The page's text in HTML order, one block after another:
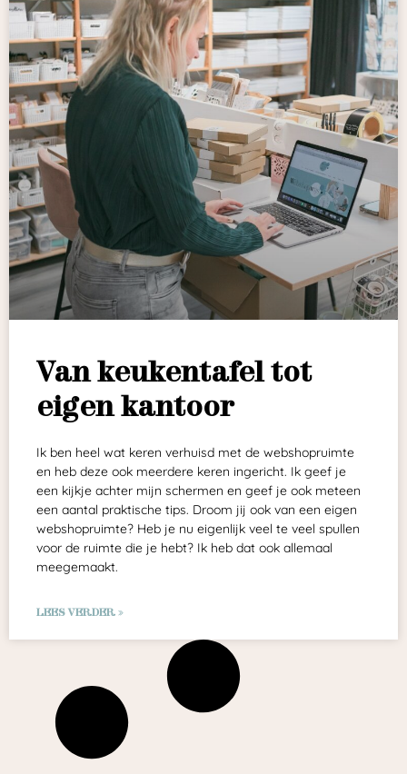
Van keukentafel tot
eigen kantoor
Ik ben heel wat keren verhuisd met de webshopruimte
en heb deze ook meerdere keren ingericht. Ik geef je
een kijkje achter mijn schermen en geef je ook meteen
een aantal praktische tips. Droom jij ook van een eigen
webshopruimte? Heb je nu eigenlijk veel te veel spullen
voor de ruimte die je hebt? Ik heb dat ook allemaal
meegemaakt.
LEES VERDER »